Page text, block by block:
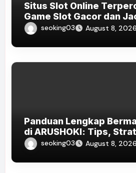
Situs Slot Online
Game Slot Gacor dan
di Indonesia 2026
seoking03 August 8, 2026
Panduan Lengkap
di ARUSHOKI: Tips,
Game Terpopuler di
seoking03 August 8, 2026